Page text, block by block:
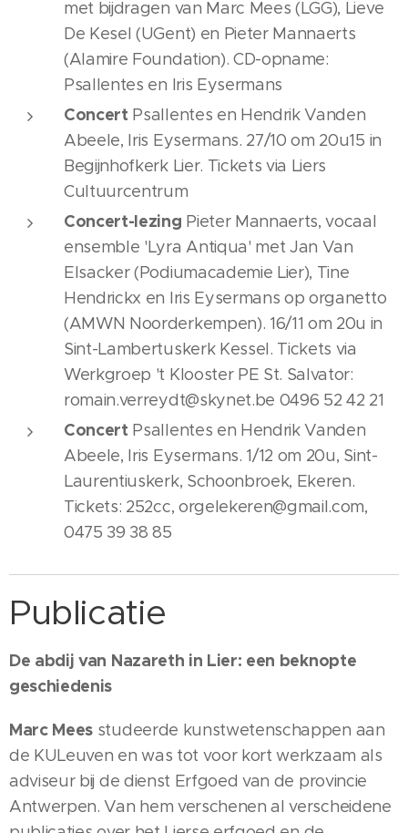
met bijdragen van Marc Mees (LGG), Lieve
De Kesel (UGent) en Pieter Mannaerts
(Alamire Foundation). CD-opname:
Psallentes en Iris Eysermans
ConcertPsallentes en Hendrik Vanden
Abeele, Iris Eysermans. 27/10 om 20u15 in
Begijnhofkerk Lier. Tickets via Liers
Cultuurcentrum
Concert-lezing Pieter Mannaerts, vocaal
ensemble 'Lyra Antiqua' met Jan Van
Elsacker (Podiumacademie Lier), Tine
Hendrickx en Iris Eysermans op organetto
(AMWN Noorderkempen). 16/11 om 20u in
Sint-Lambertuskerk Kessel. Tickets via
Werkgroep 't Klooster PE St. Salvator:
romain.verreydt@skynet.be 0496 52 42 21
ConcertPsallentes en Hendrik Vanden
Abeele, Iris Eysermans. 1/12 om 20u, Sint-
Laurentiuskerk, Schoonbroek, Ekeren.
Tickets: 252cc, orgelekeren@gmail.com,
0475 39 38 85
Publicatie
De abdij van Nazareth in Lier: een beknopte
geschiedenis
Marc Mees studeerde kunstwetenschappen aan
de KULeuven en was tot voor kort werkzaam als
adviseur bij de dienst Erfgoed van de provincie
Antwerpen. Van hem verschenen al verscheidene